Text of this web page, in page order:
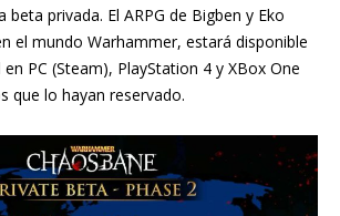
beta privada. El ARPG de Bigben y Eko
el mundo Warhammer, estará disponible
PC (Steam), PlayStation 4 y XBox One
que lo hayan reservado.